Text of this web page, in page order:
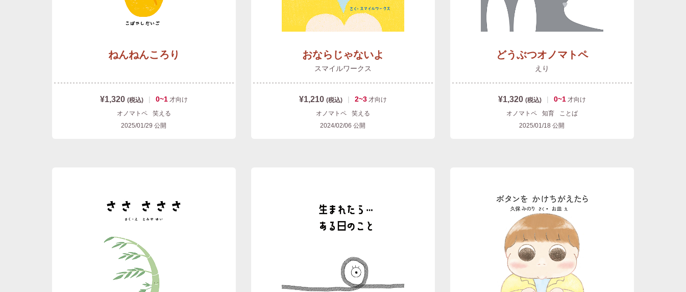
ねんねんころり
¥1,320 (税込) | 0~1 才向け
オノマトペ
笑える
2025/01/29 公開
おならじゃないよ
スマイルワークス
¥1,210 (税込) | 2~3 才向け
オノマトペ
笑える
2024/02/06 公開
どうぶつオノマトペ
えり
¥1,320 (税込) | 0~1 才向け
オノマトペ
知育
ことば
2025/01/18 公開